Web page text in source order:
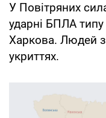
У Повітряних
ударні БПЛА типу
Харкова. Людей
укриттях.